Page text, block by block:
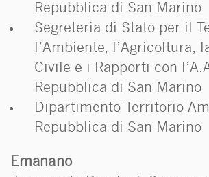
Repubblica di San Marino
Segreteria di Stato per il
l’Ambiente, l’Agricoltura,
Civile e i Rapporti con
Repubblica di San Marino
Dipartimento Territorio
Repubblica di San Marino
Emanano